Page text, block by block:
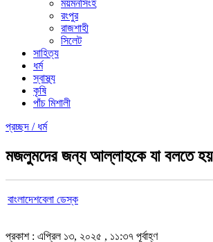
ময়মনসিংহ
রংপুর
রাজশাহী
সিলেট
সাহিত্য
ধর্ম
স্বাস্থ্য
কৃষি
পাঁচ মিশালী
প্রচ্ছদ / ধর্ম
মজলুমদের জন্য আল্লাহকে যা বলতে হয়
বাংলাদেশবেলা ডেস্ক
প্রকাশ : এপ্রিল ১৩, ২০২৫ , ১১:৩৭ পূর্বাহ্ণ